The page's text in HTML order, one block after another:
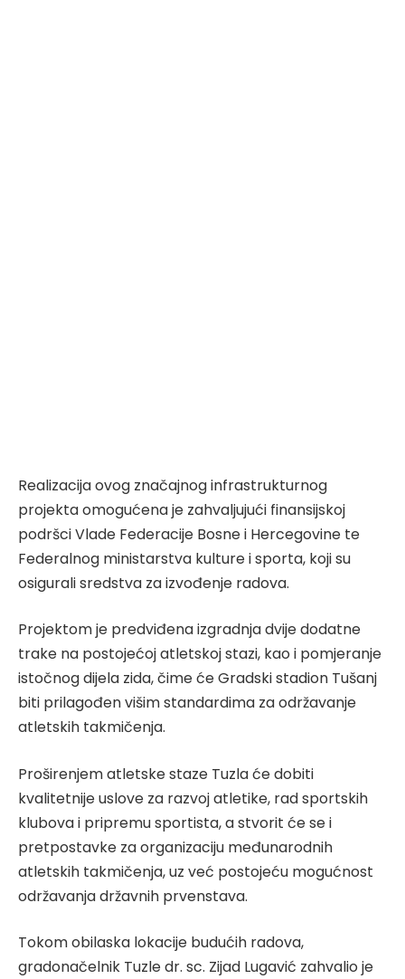
Realizacija ovog značajnog infrastrukturnog
projekta omogućena je zahvaljujući finansijskoj
podršci Vlade Federacije Bosne i Hercegovine te
Federalnog ministarstva kulture i sporta, koji su
osigurali sredstva za izvođenje radova.
Projektom je predviđena izgradnja dvije dodatne
trake na postojećoj atletskoj stazi, kao i pomjeranje
istočnog dijela zida, čime će Gradski stadion Tušanj
biti prilagođen višim standardima za održavanje
atletskih takmičenja.
Proširenjem atletske staze Tuzla će dobiti
kvalitetnije uslove za razvoj atletike, rad sportskih
klubova i pripremu sportista, a stvorit će se i
pretpostavke za organizaciju međunarodnih
atletskih takmičenja, uz već postojeću mogućnost
održavanja državnih prvenstava.
Tokom obilaska lokacije budućih radova,
gradonačelnik Tuzle dr. sc. Zijad Lugavić zahvalio je